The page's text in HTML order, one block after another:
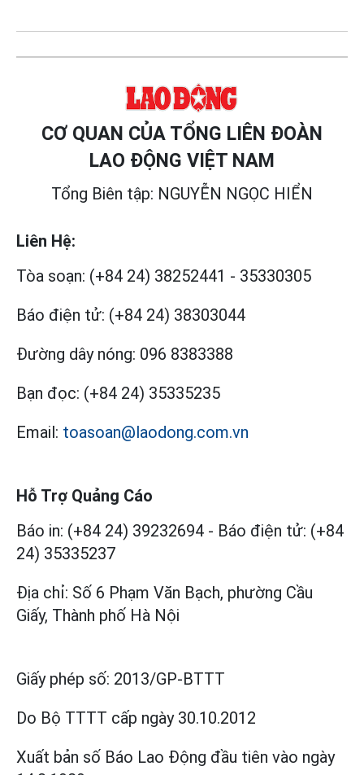
CƠ QUAN CỦA TỔNG LIÊN ĐOÀN
LAO ĐỘNG VIỆT NAM
Tổng Biên tập: NGUYỄN NGỌC HIỂN
Liên Hệ:
Tòa soạn: (+84 24) 38252441 - 35330305
Báo điện tử: (+84 24) 38303044
Đường dây nóng: 096 8383388
Bạn đọc: (+84 24) 35335235
Email: toasoan@laodong.com.vn
Hỗ Trợ Quảng Cáo
Báo in: (+84 24) 39232694 - Báo điện tử: (+84
24) 35335237
Địa chỉ: Số 6 Phạm Văn Bạch, phường Cầu
Giấy, Thành phố Hà Nội
Giấy phép số: 2013/GP-BTTT
Do Bộ TTTT cấp ngày 30.10.2012
Xuất bản số Báo Lao Động đầu tiên vào ngày